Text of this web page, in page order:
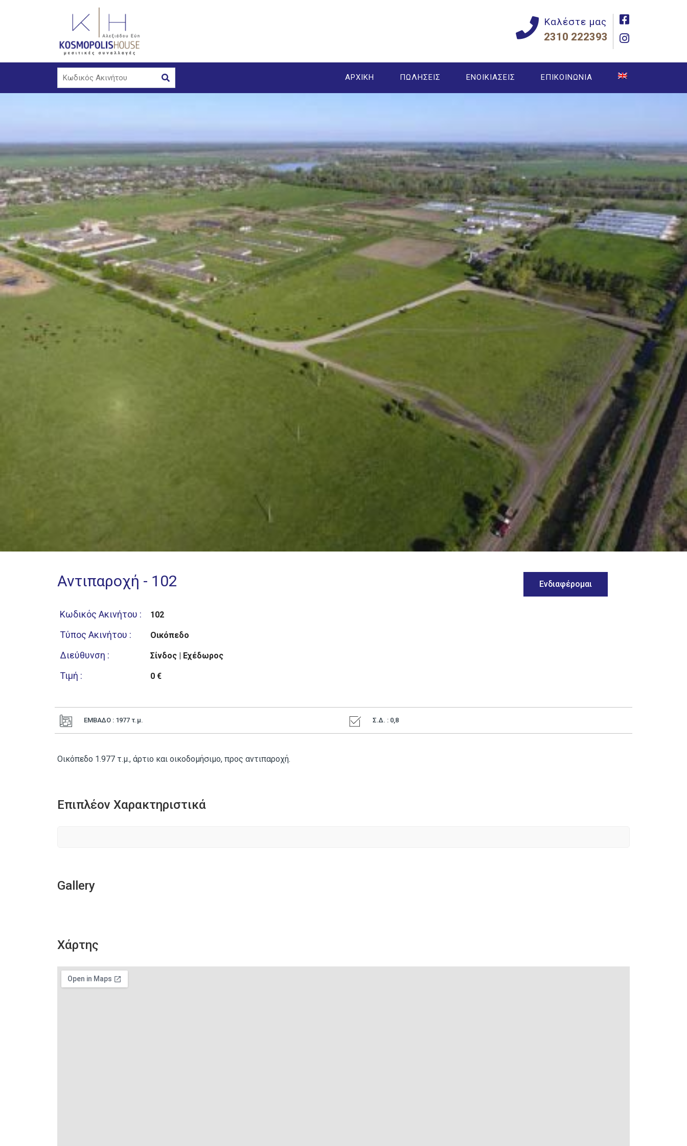
Καλέστε μας
2310 222393
ΑΡΧΙΚΗ ΠΩΛΗΣΕΙΣ ΕΝΟΙΚΙΑΣΕΙΣ ΕΠΙΚΟΙΝΩΝΙΑ
Αντιπαροχή - 102
Κωδικός Ακινήτου : 102
Τύπος Ακινήτου : Οικόπεδο
Διεύθυνση : Σίνδος | Εχέδωρος
Τιμή : 0 €
Ενδιαφέρομαι
ΕΜΒΑΔΟ : 1977 τ.μ. Σ.Δ. : 0,8
Οικόπεδο 1.977 τ.μ., άρτιο και οικοδομήσιμο, προς αντιπαροχή.
Επιπλέον Χαρακτηριστικά
Gallery
Χάρτης